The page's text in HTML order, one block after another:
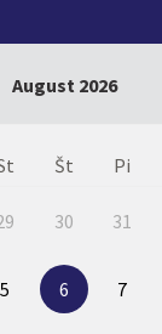
August 2026
Št Pi
30 31
5 6 7